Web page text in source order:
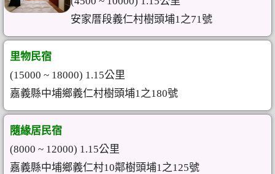
安家厝段義仁村樹頭埔1之71號
里物民宿
(15000 ~ 18000) 1.15公里
嘉義縣中埔鄉義仁村樹頭埔1之180號
隨緣居民宿
(8000 ~ 12000) 1.15公里
嘉義縣中埔鄉義仁村10鄰樹頭埔1之125號